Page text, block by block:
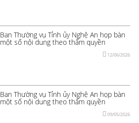
Ban Thường vụ Tỉnh ủy Nghệ An họp bàn
một số nội dung theo thẩm quyền
12/06/2026
Ban Thường vụ Tỉnh ủy Nghệ An họp bàn
một số nội dung theo thẩm quyền
09/05/2026